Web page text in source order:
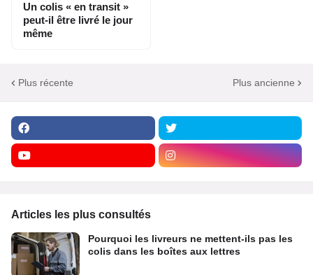
Un colis « en transit »
peut-il être livré le jour
même
Plus récente Plus ancienne
Articles les plus consultés
Pourquoi les livreurs ne mettent-ils pas les
colis dans les boîtes aux lettres